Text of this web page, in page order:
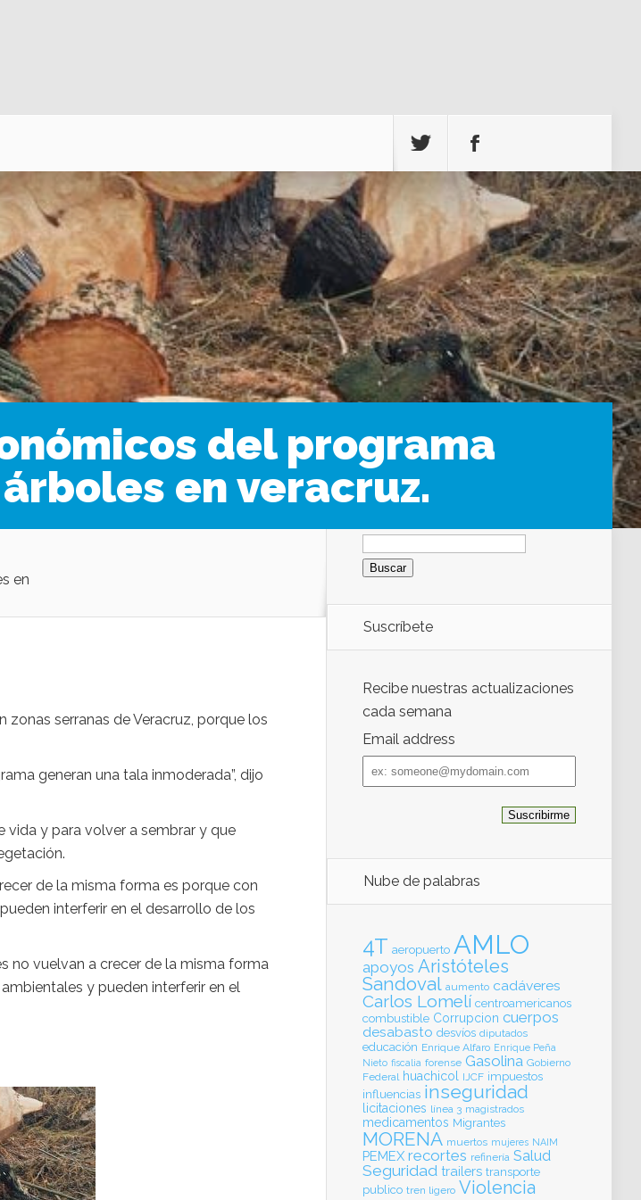
del programa
árboles en veracruz.
en
serranas de Veracruz, porque los
generan una tala inmoderada”, dijo
vida y para volver a sembrar y que
de la misma forma es porque con
interferir en el desarrollo de los
no vuelvan a crecer de la misma forma
y pueden interferir en el
Buscar:
Suscríbete
Recibe nuestras actualizaciones
cada semana
Email address
Email
address
Nube de palabras
4T aeropuerto AMLO
apoyos Aristóteles
Sandoval aumento cadáveres
Carlos Lomelí centroamericanos
combustible Corrupcion cuerpos
desabasto desvíos diputados
educación Enrique Alfaro Enrique Peña
Nieto fiscalia forense Gasolina Gobierno
Federal huachicol IJCF impuestos
influencias inseguridad
licitaciones línea 3 magistrados
medicamentos Migrantes
MORENA muertos mujeres NAIM
PEMEX recortes refinería Salud
Seguridad trailers transporte
publico tren ligero Violencia